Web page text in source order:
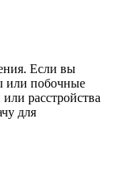
Если вы
или побочные
расстройства
для